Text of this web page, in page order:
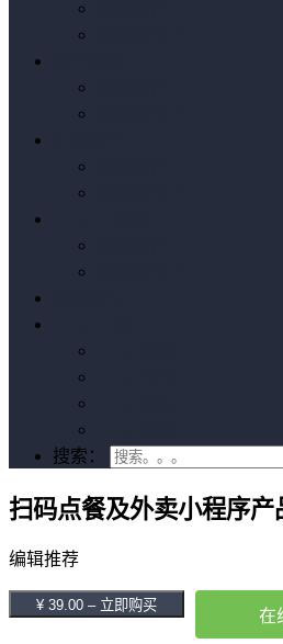
搜索：
扫码点餐及外卖小程序产
编辑推荐
¥ 39.00 – 立即购买
在